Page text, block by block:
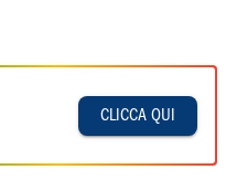
CLICCA QUI